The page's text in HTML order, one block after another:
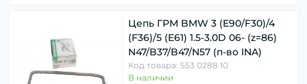
Цепь ГРМ BMW 3 (E90/F30)/4
(F36)/5 (E61) 1.5-3.0D 06- (z=86)
N47/B37/B47/N57 (п-во INA)
Код товара: 553 0288 10
В наличии